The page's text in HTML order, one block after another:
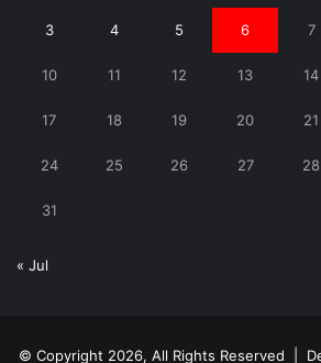
3 4 5 6 7
10 11 12 13 14
17 18 19 20 21
24 25 26 27 28
31
« Jul
© Copyright 2026, All Rights Reserved |